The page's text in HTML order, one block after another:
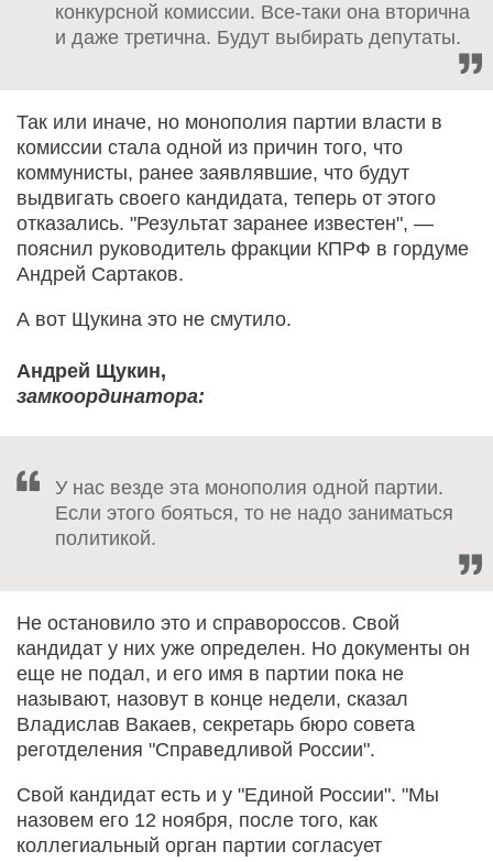
конкурсной комиссии. Все-таки она вторична
и даже третична. Будут выбирать депутаты.
Так или иначе, но монополия партии власти в
комиссии стала одной из причин того, что
коммунисты, ранее заявлявшие, что будут
выдвигать своего кандидата, теперь от этого
отказались. "Результат заранее известен", —
пояснил руководитель фракции КПРФ в гордуме
Андрей Сартаков.
А вот Щукина это не смутило.
Андрей Щукин,
замкоординатора:
У нас везде эта монополия одной партии.
Если этого бояться, то не надо заниматься
политикой.
Не остановило это и справороссов. Свой
кандидат у них уже определен. Но документы он
еще не подал, и его имя в партии пока не
называют, назовут в конце недели, сказал
Владислав Вакаев, секретарь бюро совета
реготделения "Справедливой России".
Свой кандидат есть и у "Единой России". "Мы
назовем его 12 ноября, после того, как
коллегиальный орган партии согласует